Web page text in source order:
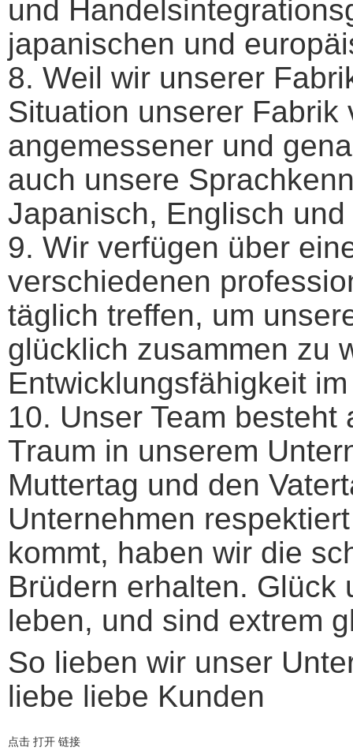
und
japanischen und
8. Weil wir unserer
Situation unserer
angemessener und
auch unsere
Japanisch, Englisch
9. Wir verfügen über
verschiedenen
täglich treffen, um
glücklich zusammen zu
Entwicklungsfähigkeit
10. Unser Team
Traum in unserem
Muttertag und den
Unternehmen
kommt, haben wir die
Brüdern erhalten. Glück
leben, und sind extrem
So lieben wir unser
liebe liebe Kunden
点击 打开 链接